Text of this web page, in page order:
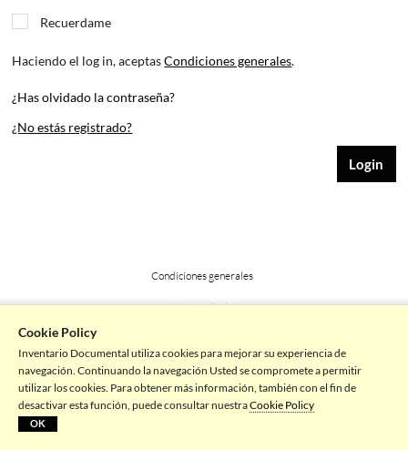
Recuerdame
Haciendo el log in, aceptasCondiciones generales.
¿Has olvidado la contraseña?
¿No estás registrado?
Condiciones generales
Protección de datos
Powered by picturemaxx
Cookie Policy
Inventario Documental utiliza cookies para mejorar su experiencia de
navegación. Continuando la navegación Usted se compromete a permitir
utilizar los cookies. Para obtener más información, también con el fin de
desactivar esta función, puede consultar nuestraCookie Policy
OK